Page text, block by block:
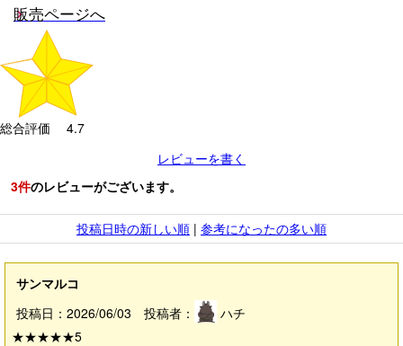
販売ページへ
総合評価 4.7
レビューを書く
3件のレビューがございます。
投稿日時の新しい順 | 参考になったの多い順
サンマルコ
投稿日：2026/06/03 投稿者：
ハチ
★★★★★5